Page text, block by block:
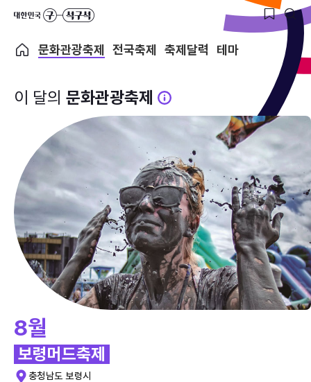
문화관광축제 전국축제 축제달력 테마
이 달의 문화관광축제
8월
보령머드축제
충청남도 보령시